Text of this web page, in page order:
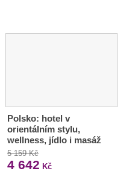
Polsko: hotel v
orientálním stylu,
wellness, jídlo i masáž
5 159 Kč
4 642 Kč